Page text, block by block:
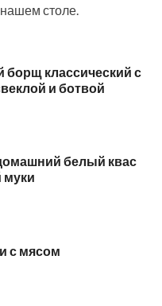
столе.
классический с
и ботвой
белый квас
муки
с мясом